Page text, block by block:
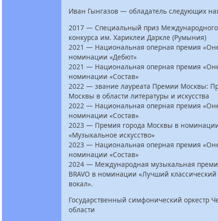
Иван Гынгазов — обладатель следующих
2017 — Специальный приз Международного
конкурса им. Хариклеи Даркле (Румыния)
2021 — Национальная оперная премия
номинации «Дебют»
2021 — Национальная оперная премия
номинации «Состав»
2022 — звание лауреата Премии Москвы:
Москвы в области литературы и искусства
2022 — Национальная оперная премия
номинации «Состав»
2023 — Премия города Москвы в
«Музыкальное искусство»
2023 — Национальная оперная премия
номинации «Состав»
2024 — Международная музыкальная
BRAVO в номинации «Лучший
вокал».
Государственный симфонический оркестр
области